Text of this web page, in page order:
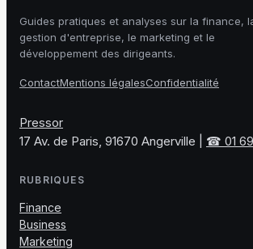
Guides pratiques et analyses sur la finance,
gestion d'entreprise, le marketing et le
développement des dirigeants.
ContactMentions légalesConfidentialité
Pressor
17 Av. de Paris, 91670 Angerville
☎ 01 69
RUBRIQUES
Finance
Business
Marketing